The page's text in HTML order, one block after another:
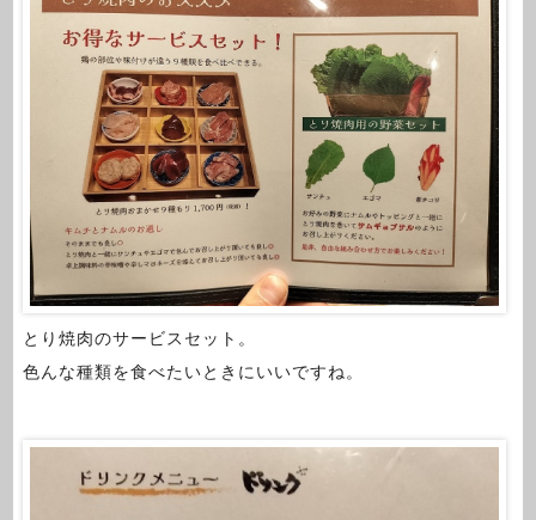
とり焼肉のサービスセット。
色んな種類を食べたいときにいいですね。